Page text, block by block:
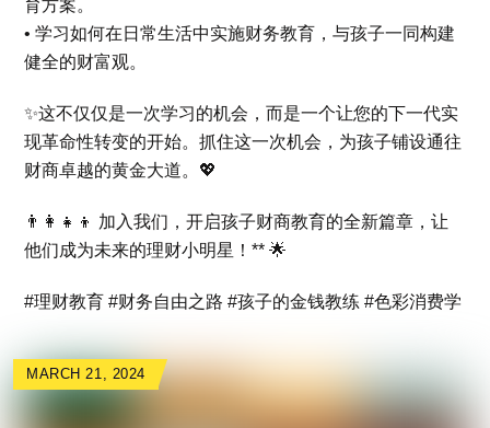
育方案。
•⁠ ⁠学习如何在日常生活中实施财务教育，与孩子一同构建
健全的财富观。
✨这不仅仅是一次学习的机会，而是一个让您的下一代实
现革命性转变的开始。抓住这一次机会，为孩子铺设通往
财商卓越的黄金大道。💖
👨‍👩‍👧‍👦 加入我们，开启孩子财商教育的全新篇章，让
他们成为未来的理财小明星！** 🌟
#理财教育 #财务自由之路 #孩子的金钱教练 #色彩消费学
MARCH 21, 2024